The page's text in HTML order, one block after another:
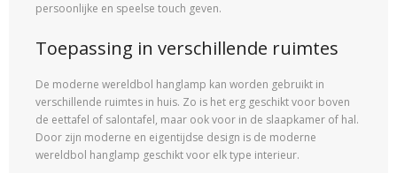
persoonlijke en speelse touch geven.
Toepassing in verschillende ruimtes
De moderne wereldbol hanglamp kan worden gebruikt in
verschillende ruimtes in huis. Zo is het erg geschikt voor boven
de eettafel of salontafel, maar ook voor in de slaapkamer of hal.
Door zijn moderne en eigentijdse design is de moderne
wereldbol hanglamp geschikt voor elk type interieur.